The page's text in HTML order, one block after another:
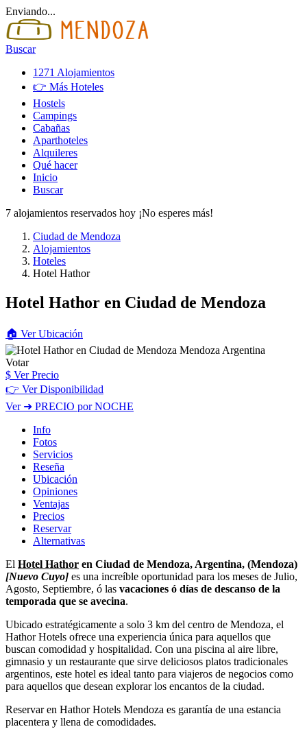
Enviando...
Buscar
1271 Alojamientos
👉 Más Hoteles
Hostels
Campings
Cabañas
Aparthoteles
Alquileres
Qué hacer
Inicio
Buscar
7 alojamientos reservados hoy ¡No esperes más!
Ciudad de Mendoza
Alojamientos
Hoteles
Hotel Hathor
Hotel Hathor en Ciudad de Mendoza
🏠 VerUbicación
Votar
$ Ver Precio
👉 Ver Disponibilidad
Ver➜ PRECIO por NOCHE
Info
Fotos
Servicios
Reseña
Ubicación
Opiniones
Ventajas
Precios
Reservar
Alternativas
El Hotel Hathor en Ciudad de Mendoza, Argentina, (Mendoza)
[Nuevo Cuyo] es una increíble oportunidad para los meses de Julio,
Agosto, Septiembre, ó las vacaciones ó días de descanso de la
temporada que se avecina.
Ubicado estratégicamente a solo 3 km del centro de Mendoza, el
Hathor Hotels ofrece una experiencia única para aquellos que
buscan comodidad y hospitalidad. Con una piscina al aire libre,
gimnasio y un restaurante que sirve deliciosos platos tradicionales
argentinos, este hotel es ideal tanto para viajeros de negocios como
para aquellos que desean explorar los encantos de la ciudad.
Reservar en Hathor Hotels Mendoza es garantía de una estancia
placentera y llena de comodidades.